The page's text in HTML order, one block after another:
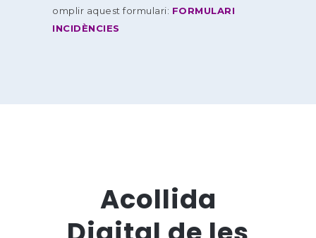
omplir aquest formulari: FORMULARI
INCIDÈNCIES
Acollida